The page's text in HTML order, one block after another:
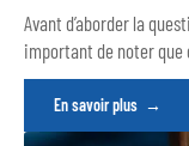
Avant d’aborder la
important de noter
En savoir plus